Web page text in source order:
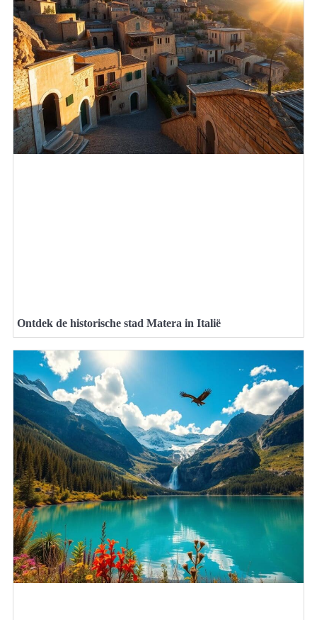
Ontdek de historische stad Matera in Italië